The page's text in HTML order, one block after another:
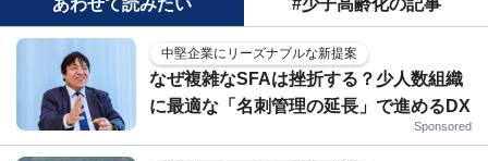
中堅企業にリーズナブルな新提案
なぜ複雑なSFAは挫折する？少人数組織
に最適な「名刺管理の延長」で進めるDX
Sponsored